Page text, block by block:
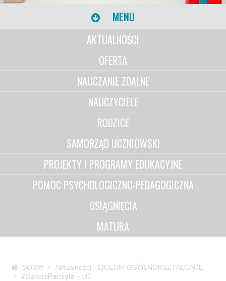
MENU
AKTUALNOŚCI
OFERTA
NAUCZANIE ZDALNE
NAUCZYCIELE
RODZICE
SAMORZĄD UCZNIOWSKI
PROJEKTY I PROGRAMY EDUKACYJNE
POMOC PSYCHOLOGICZNO-PEDAGOGICZNA
OSIĄGNIĘCIA
MATURA
SOSW
Aktualności - LICEUM OGÓLNOKSZTAŁCĄCE
#SzkołaPamięta – LO